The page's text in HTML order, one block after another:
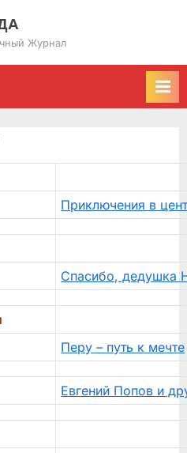
Журнал
Приключения в
Спасибо, дедушка
Перу – путь к мечте
Евгений Попов и